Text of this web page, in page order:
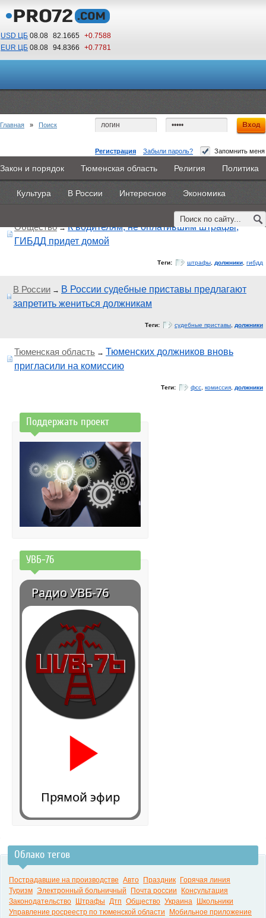
USD ЦБ 08.08 82.1665 +0.7588
EUR ЦБ 08.08 94.8366 +0.7781
11 12
По Гринвичу (GMT +5)
Регистрация Забыли пароль? Запомнить меня
Главная Новости Объявления КНИГИ ВестиNet
Каталоги 9PS Прочее
Закон и порядок Тюменская область Религия Политика
Культура В России Интересное Экономика
Главная » Поиск
Поиск по тегу: «должники», искать по другому тегу
Найдено 3 материала
Общество→К водителям, не оплатившим штрафы,
ГИБДД придет домой
Теги: штрафы должники гибдд
В России → В России судебные приставы предлагают
запретить жениться должникам
Теги: судебные приставы должники
Тюменская область → Тюменских должников вновь
пригласили на комиссию
Теги: фсс комиссия должники
Поддержать проект
УВБ-76
Радио УВБ-76
Прямой эфир
Облако тегов
Пострадавшие на производстве Авто Праздник
Горячая линия
Туризм Электронный больничный Почта россии
Консультация
Законодательство
Штрафы Дтп Общество Украина
Школьники
Управление росреестр по тюменской области
Мобильное приложение